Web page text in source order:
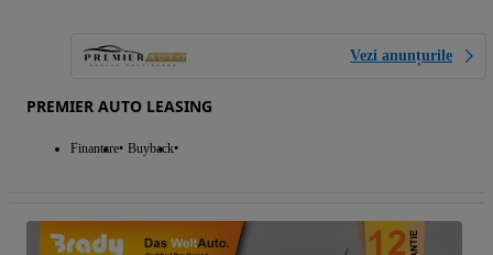
Vezi anunțurile
PREMIER AUTO LEASING
Finantare Buyback